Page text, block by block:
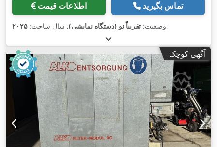
اطلاعات قیمت تماس بگیرید
وضعیت: تقریباً نو (دستگاه نمایشی), سال ساخت: ۲۰۲۵ ,
آگهی کوچک